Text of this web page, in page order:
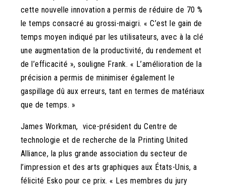
cette nouvelle innovation a permis de réduire de 70 %
le temps consacré au grossi-maigri. « C’est le gain de
temps moyen indiqué par les utilisateurs, avec à la clé
une augmentation de la productivité, du rendement et
de l’efficacité », souligne Frank. « L’amélioration de la
précision a permis de minimiser également le
gaspillage dû aux erreurs, tant en termes de matériaux
que de temps. »
James Workman, vice-président du Centre de
technologie et de recherche de la Printing United
Alliance, la plus grande association du secteur de
l’impression et des arts graphiques aux États-Unis, a
félicité Esko pour ce prix. « Les membres du jury